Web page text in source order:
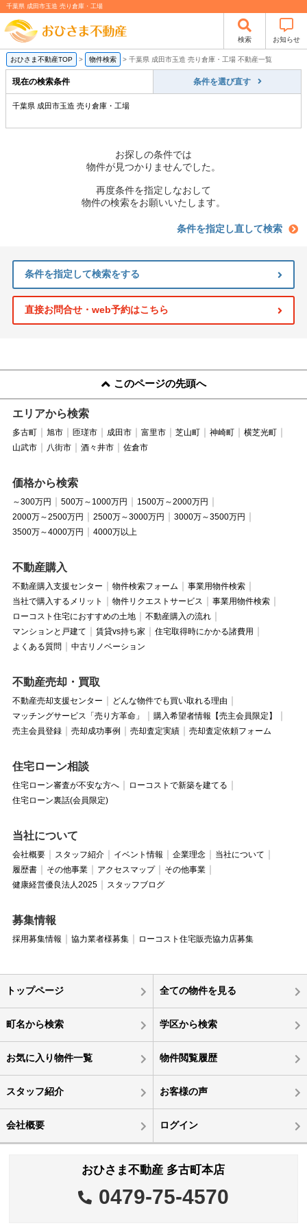
千葉県 成田市玉造 売り倉庫・工場
検索 お知らせ
おひさま不動産TOP > 物件検索 > 千葉県 成田市玉造 売り倉庫・工場 不動産一覧
現在の検索条件 条件を選び直す
千葉県 成田市玉造 売り倉庫・工場
お探しの条件では
物件が見つかりませんでした。
再度条件を指定しなおして
物件の検索をお願いいたします。
条件を指定し直して検索
条件を指定して検索をする
直接お問合せ・web予約はこちら
このページの先頭へ
エリアから検索
多古町 旭市 匝瑳市 成田市 富里市 芝山町 神崎町
横芝光町
山武市
八街市 酒々井市 佐倉市
価格から検索
～300万円 500万～1000万円
1500万～2000万円
2000万～2500万円
2500万～3000万円
3000万～3500万円
3500万～4000万円
4000万以上
不動産購入
不動産購入支援センター 物件検索フォーム
事業用物件検索
当社で購入するメリット
物件リクエストサービス
事業用物件検索
ローコスト住宅におすすめの土地
不動産購入の流れ
マンションと戸建て
賃貸vs持ち家
住宅取得時にかかる諸費用
よくある質問
中古リノベーション
不動産売却・買取
不動産売却支援センター
どんな物件でも買い取れる理由
マッチングサービス「売り方革命」
購入希望者情報【売主会員限定】
売主会員登録
売却成功事例 売却査定実績 売却査定依頼フォーム
住宅ローン相談
住宅ローン審査が不安な方へ
ローコストで新築を建てる
住宅ローン裏話(会員限定)
当社について
会社概要 スタッフ紹介 イベント情報 企業理念
当社について
履歴書
その他事業 アクセスマップ
その他事業
健康経営優良法人2025
スタッフブログ
募集情報
採用募集情報 協力業者様募集 ローコスト住宅販売協力店募集
トップページ 全ての物件を見る
町名から検索 学区から検索
お気に入り物件一覧 物件閲覧履歴
スタッフ紹介 お客様の声
会社概要 ログイン
おひさま不動産 多古町本店
0479-75-4570